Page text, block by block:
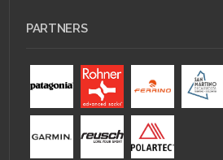
PARTNERS